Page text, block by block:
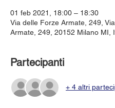
01 feb 2021, 18:00 – 18:30
Via delle Forze Armate, 249,
Armate, 249, 20152 Milano MI,
Partecipanti
+ 4 altri